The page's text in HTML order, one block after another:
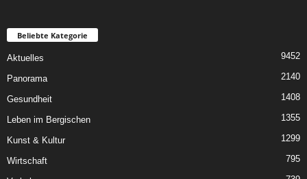
Beliebte Kategorie
Aktuelles 9452
Panorama 2140
Gesundheit 1408
Leben im Bergischen 1355
Kunst & Kultur 1299
Wirtschaft 795